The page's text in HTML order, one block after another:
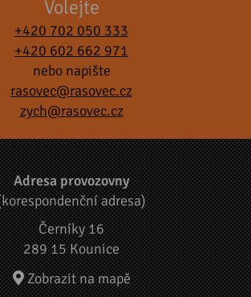
Volejte
+420 702 050 333
+420 602 662 971
nebo napište
rasovec@rasovec.cz
zych@rasovec.cz
Adresa provozovny
adresa)
Černíky 16
289 15 Kounice
Zobrazit na mapě